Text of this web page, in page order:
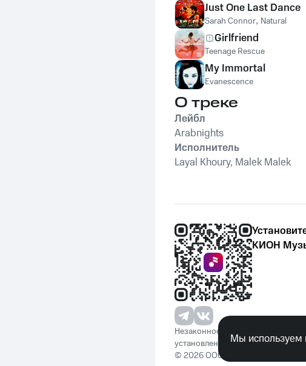
Just One Last Dance
Sarah Connor, Natural
Girlfriend
Teenage Rescue
My Immortal
Evanescence
О треке
Лейбл
Arabnights
Исполнитель
Layal Khoury, Malek Malek
КИОН
Незаконное потребление
установленную
© 2026 ООО «КИОН». Все права
Мы используем